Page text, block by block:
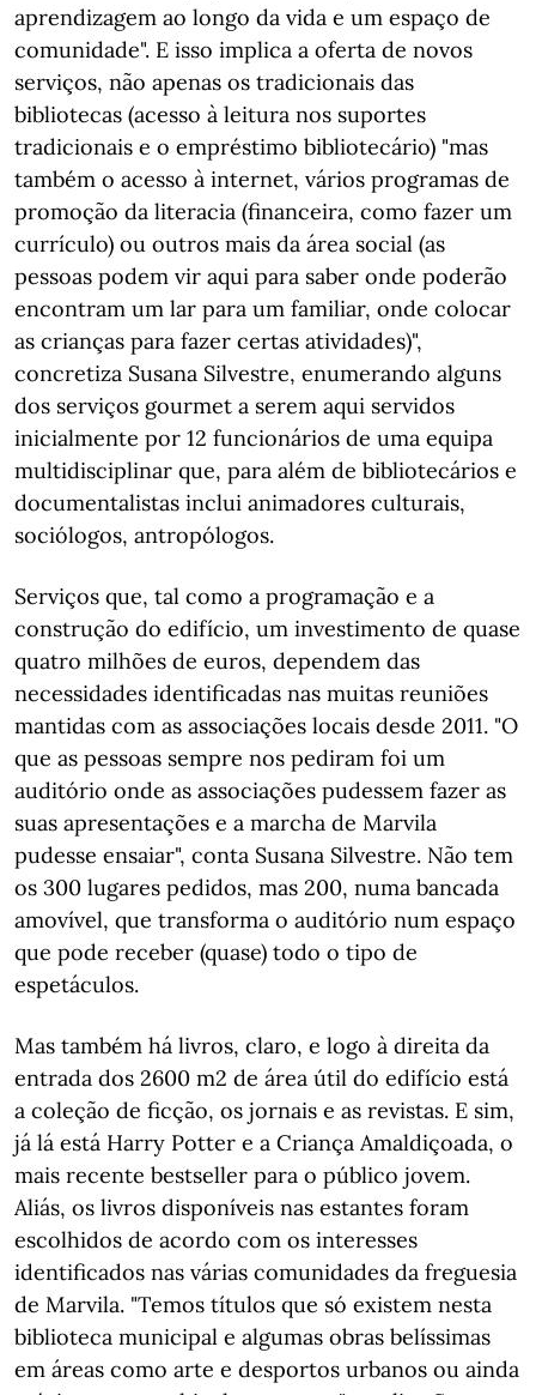
aprendizagem ao longo da vida e um espaço de
comunidade". E isso implica a oferta de novos
serviços, não apenas os tradicionais das
bibliotecas (acesso à leitura nos suportes
tradicionais e o empréstimo bibliotecário) "mas
também o acesso à internet, vários programas de
promoção da literacia (financeira, como fazer um
currículo) ou outros mais da área social (as
pessoas podem vir aqui para saber onde poderão
encontram um lar para um familiar, onde colocar
as crianças para fazer certas atividades)",
concretiza Susana Silvestre, enumerando alguns
dos serviços gourmet a serem aqui servidos
inicialmente por 12 funcionários de uma equipa
multidisciplinar que, para além de bibliotecários e
documentalistas inclui animadores culturais,
sociólogos, antropólogos.
Serviços que, tal como a programação e a
construção do edifício, um investimento de quase
quatro milhões de euros, dependem das
necessidades identificadas nas muitas reuniões
mantidas com as associações locais desde 2011. "O
que as pessoas sempre nos pediram foi um
auditório onde as associações pudessem fazer as
suas apresentações e a marcha de Marvila
pudesse ensaiar", conta Susana Silvestre. Não tem
os 300 lugares pedidos, mas 200, numa bancada
amovível, que transforma o auditório num espaço
que pode receber (quase) todo o tipo de
espetáculos.
Mas também há livros, claro, e logo à direita da
entrada dos 2600 m2 de área útil do edifício está
a coleção de ficção, os jornais e as revistas. E sim,
já lá está Harry Potter e a Criança Amaldiçoada, o
mais recente bestseller para o público jovem.
Aliás, os livros disponíveis nas estantes foram
escolhidos de acordo com os interesses
identificados nas várias comunidades da freguesia
de Marvila. "Temos títulos que só existem nesta
biblioteca municipal e algumas obras belíssimas
em áreas como arte e desportos urbanos ou ainda